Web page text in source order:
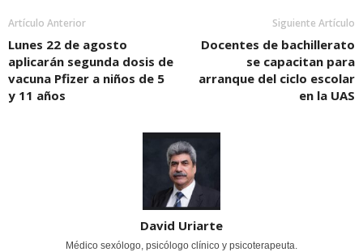
Artículo Anterior
Lunes 22 de agosto
aplicarán segunda dosis de
vacuna Pfizer a niños de 5
y 11 años
Siguiente Artículo
Docentes de bachillerato
se capacitan para
arranque del ciclo escolar
en la UAS
David Uriarte
Médico sexólogo, psicólogo clínico y psicoterapeuta.